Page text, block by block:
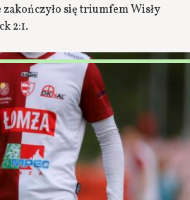
się triumfem Wisły
2:1.